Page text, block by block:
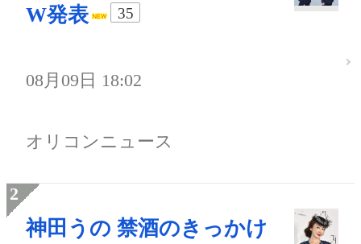
W発表
35
08月09日 18:02
オリコンニュース
神田うの 禁酒のきっかけ